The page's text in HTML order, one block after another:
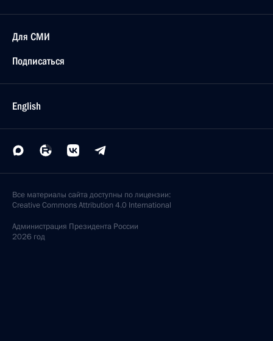
Для СМИ
Подписаться
English
Все материалы сайта доступны по лицензии:
Creative Commons Attribution 4.0 International
Администрация Президента России
2026 год